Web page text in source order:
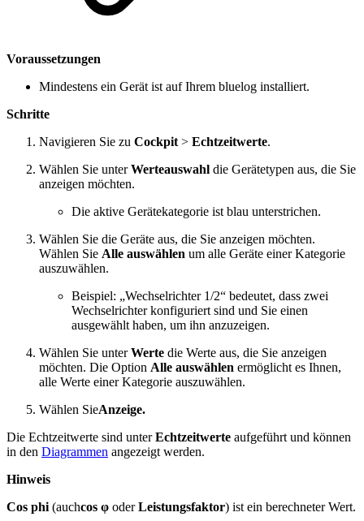
Voraussetzungen
Mindestens ein Gerät ist auf Ihrem bluelog installiert.
Schritte
Navigieren Sie zu Cockpit > Echtzeitwerte.
Wählen Sie unterWerteauswahl die Gerätetypen aus, die Sie
anzeigen möchten.
Die aktive Gerätekategorie ist blau unterstrichen.
Wählen Sie die Geräte aus, die Sie anzeigen möchten.
Wählen Sie Alle auswählen um alle Geräte einer Kategorie
auszuwählen.
Beispiel: „Wechselrichter 1/2“ bedeutet, dass zwei
Wechselrichter konfiguriert sind und Sie einen
ausgewählt haben, um ihn anzuzeigen.
Wählen Sie unterWerte die Werte aus, die Sie anzeigen
möchten. Die Option Alle auswählen ermöglicht es Ihnen,
alle Werte einer Kategorie auszuwählen.
Wählen SieAnzeige.
Die Echtzeitwerte sind unterEchtzeitwerte aufgeführt und können
in den Diagrammen angezeigt werden.
Hinweis
Cos phi (auchcos φ oderLeistungsfaktor) ist ein berechneter Wert.